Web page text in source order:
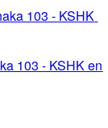
103 - KSHK
103 - KSHK en